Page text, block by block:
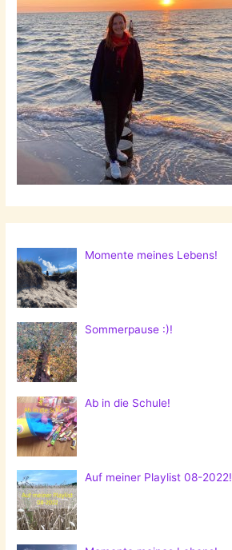
Momente meines Lebens!
Sommerpause :)!
Ab in die Schule!
Auf meiner Playlist 08-2022!